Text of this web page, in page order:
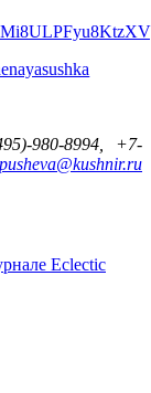
980-8994, +7-